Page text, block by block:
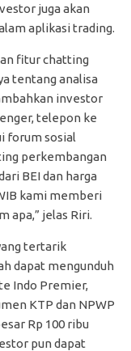
juga akan
aplikasi trading.
fitur chatting
tentang analisa
investor
telepon ke
forum sosial
perkembangan
BEI dan harga
kami memberi
apa,” jelas Riri.
tertarik
dapat mengunduh
Indo Premier,
KTP dan NPWP
Rp 100 ribu
pun dapat